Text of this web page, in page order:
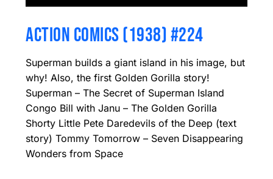
ACTION COMICS (1938) #224
Superman builds a giant island in his image, but
why! Also, the first Golden Gorilla story!
Superman – The Secret of Superman Island
Congo Bill with Janu – The Golden Gorilla
Shorty Little Pete Daredevils of the Deep (text
story) Tommy Tomorrow – Seven Disappearing
Wonders from Space